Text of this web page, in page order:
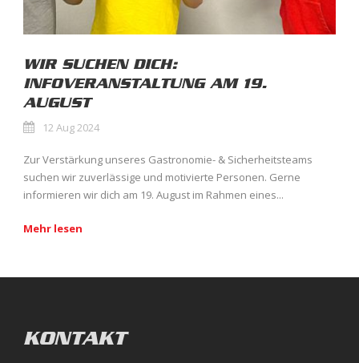
WIR SUCHEN DICH:
INFOVERANSTALTUNG AM 19.
AUGUST
12 Aug 2024
Zur Verstärkung unseres Gastronomie- & Sicherheitsteams
suchen wir zuverlässige und motivierte Personen. Gerne
informieren wir dich am 19. August im Rahmen eines...
Mehr lesen
KONTAKT